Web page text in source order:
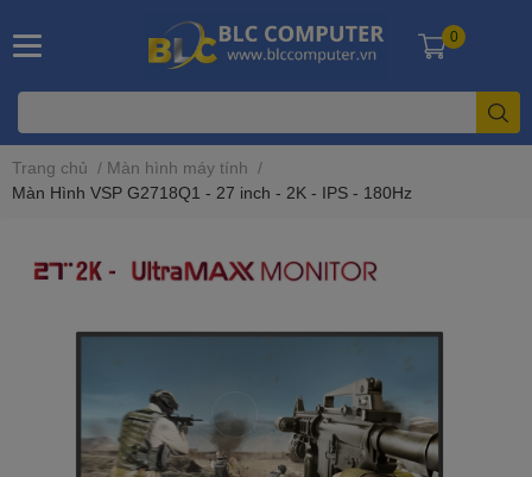
0
Trang chủ / Màn hình máy tính /
Màn Hình VSP G2718Q1 - 27 inch - 2K - IPS - 180Hz